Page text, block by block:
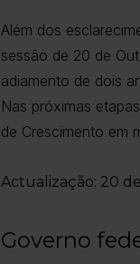
Além dos
sessão de 20 de
adiamento de dois
Nas próximas
de Crescimento em
Actualização: 20
Governo